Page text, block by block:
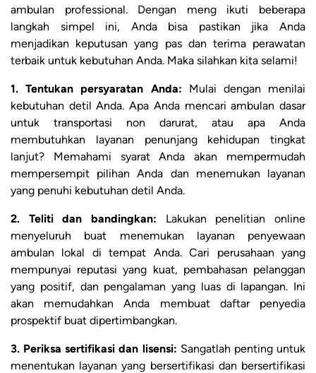
ambulan professional. Dengan meng ikuti beberapa
langkah simpel ini, Anda bisa pastikan jika Anda
menjadikan keputusan yang pas dan terima perawatan
terbaik untuk kebutuhan Anda. Maka silahkan kita selami!
1. Tentukan persyaratan Anda: Mulai dengan menilai
kebutuhan detil Anda. Apa Anda mencari ambulan dasar
untuk transportasi non darurat, atau apa Anda
membutuhkan layanan penunjang kehidupan tingkat
lanjut? Memahami syarat Anda akan mempermudah
mempersempit pilihan Anda dan menemukan layanan
yang penuhi kebutuhan detil Anda.
2. Teliti dan bandingkan: Lakukan penelitian online
menyeluruh buat menemukan layanan penyewaan
ambulan lokal di tempat Anda. Cari perusahaan yang
mempunyai reputasi yang kuat, pembahasan pelanggan
yang positif, dan pengalaman yang luas di lapangan. Ini
akan memudahkan Anda membuat daftar penyedia
prospektif buat dipertimbangkan.
3. Periksa sertifikasi dan lisensi: Sangatlah penting untuk
menentukan layanan yang bersertifikasi dan bersertifikasi